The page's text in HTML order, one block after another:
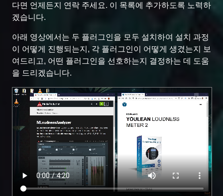
다면 언제든지 연락 주세요. 이 목록에 추가하도록 노력하
겠습니다.
아래 영상에서는 두 플러그인을 모두 설치하여 설치 과정
이 어떻게 진행되는지, 각 플러그인이 어떻게 생겼는지 보
여드리고, 어떤 플러그인을 선호하는지 결정하는 데 도움
을 드리겠습니다.